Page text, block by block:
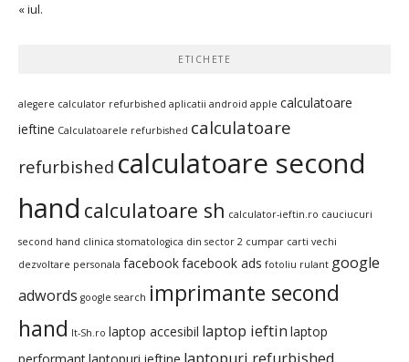
« iul.
ETICHETE
alegere calculator refurbished aplicatii android apple calculatoare
ieftine Calculatoarele refurbished calculatoare
refurbished calculatoare second
hand calculatoare sh calculator-ieftin.ro cauciucuri
second hand clinica stomatologica din sector 2 cumpar carti vechi
dezvoltare personala facebookfacebook ads fotoliu rulant google
adwords google search imprimante second
hand It-Sh.ro laptop accesibil laptop ieftin laptop